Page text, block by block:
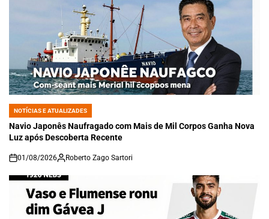
POSTED
IN
NOTÍCIAS E ATUALIZADES
Navio Japonês Naufragado com Mais de Mil Corpos Ganha Nova
Luz após Descoberta Recente
on
01/08/2026 Roberto Zago Sartori